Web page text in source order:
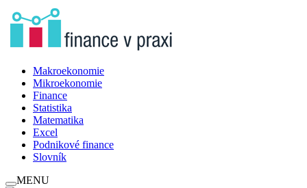
Makroekonomie
Mikroekonomie
Finance
Statistika
Matematika
Excel
Podnikové finance
Slovník
MENU